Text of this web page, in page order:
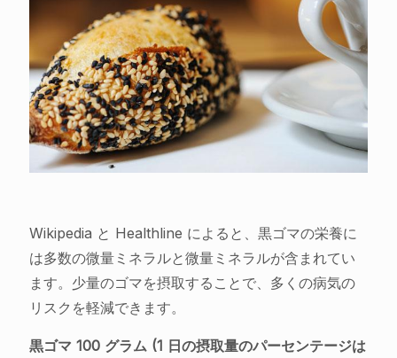
Wikipedia と Healthline によると、黒ゴマの栄養に
は多数の微量ミネラルと微量ミネラルが含まれてい
ます。少量のゴマを摂取することで、多くの病気の
リスクを軽減できます。
黒ゴマ 100 グラム (1 日の摂取量のパーセンテージは